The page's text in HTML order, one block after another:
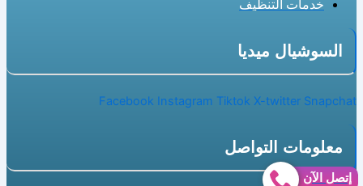
خدمات التنظيف
السوشيال ميديا
Facebook Instagram Tiktok X-twitter Snapchat
معلومات التواصل
إتصل الآن